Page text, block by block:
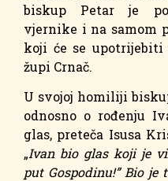
biskup Petar je
vjernike i na samom
koji će se
župi Crnač.
U svojoj homiliji
odnosno o rođenju
glas, preteča Isusa
„Ivan bio glas koji je
put Gospodinu!” Bio